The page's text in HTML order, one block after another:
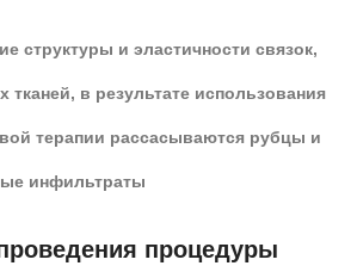
структуры и эластичности связок,
в результате использования
терапии рассасываются рубцы и
инфильтраты
процедуры